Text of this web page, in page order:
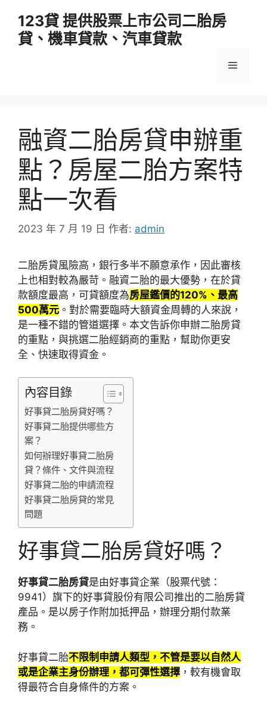
123貸 提供股票上市公司二胎房
貸、機車貸款、汽車貸款
選
融資二胎房貸申辦重
點？房屋二胎方案特
點一次看
2023 年 7 月 19 日 作者: admin
二胎房貸風險高，銀行多半不願意承作，因此審核
上也相對較為嚴苛。融資二胎的最大優勢，在於貸
款額度最高，可貸額度為房屋鑑價的120%、最高
500萬元 。對於需要臨時大額資金周轉的人來說，
是一種不錯的管道選擇。本文告訴你申辦二胎房貸
的重點，與挑選二胎經銷商的重點，幫助你更安
全、快速取得資金。
內容目錄
好事貸二胎房貸好嗎？
好事貸二胎提供哪些方
案？
如何辦理好事貸二胎房
貸？條件、文件與流程
好事貸二胎的申請流程
好事貸二胎房貸的常見
問題
好事貸二胎房貸好嗎？
好事貸二胎房貸是由好事貸企業（股票代號：
9941）旗下的好事貸股份有限公司推出的二胎房貸
產品。是以房子作附加抵押品，辦理分期付款業
務。
好事貸二胎不限制申請人類型，不管是要以自然人
或是企業主身份辦理，都可彈性選擇 ，較有機會取
得最符合自身條件的方案。